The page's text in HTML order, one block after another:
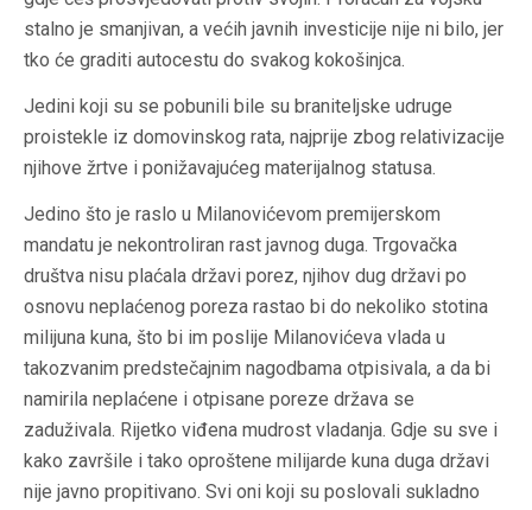
stalno je smanjivan, a većih javnih investicije nije ni bilo, jer
tko će graditi autocestu do svakog kokošinjca.
Jedini koji su se pobunili bile su braniteljske udruge
proistekle iz domovinskog rata, najprije zbog relativizacije
njihove žrtve i ponižavajućeg materijalnog statusa.
Jedino što je raslo u Milanovićevom premijerskom
mandatu je nekontroliran rast javnog duga. Trgovačka
društva nisu plaćala državi porez, njihov dug državi po
osnovu neplaćenog poreza rastao bi do nekoliko stotina
milijuna kuna, što bi im poslije Milanovićeva vlada u
takozvanim predstečajnim nagodbama otpisivala, a da bi
namirila neplaćene i otpisane poreze država se
zaduživala. Rijetko viđena mudrost vladanja. Gdje su sve i
kako završile i tako oproštene milijarde kuna duga državi
nije javno propitivano. Svi oni koji su poslovali sukladno